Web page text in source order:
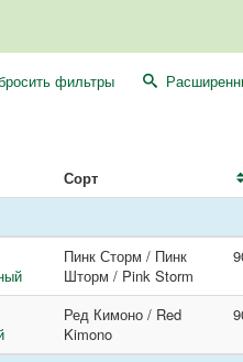
фильтры
Сорт
Пинк Сторм / Пинк
Шторм / Pink Storm
Ред Кимоно / Red
Kimono